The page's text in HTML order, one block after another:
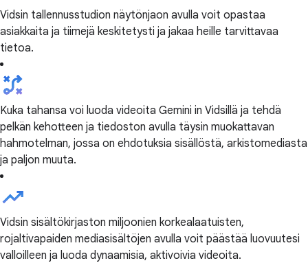
Vidsin tallennusstudion näytönjaon avulla voit opastaa
asiakkaita ja tiimejä keskitetysti ja jakaa heille tarvittavaa
tietoa.
Kuka tahansa voi luoda videoita Gemini in Vidsillä ja tehdä
pelkän kehotteen ja tiedoston avulla täysin muokattavan
hahmotelman, jossa on ehdotuksia sisällöstä, arkistomediasta
ja paljon muuta.
Vidsin sisältökirjaston miljoonien korkealaatuisten,
rojaltivapaiden mediasisältöjen avulla voit päästää luovuutesi
valloilleen ja luoda dynaamisia, aktivoivia videoita.